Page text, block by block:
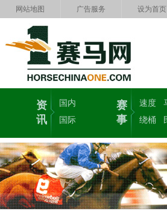
网站地图 广告服务 设为首页
资
讯
国内
国际
赛
事
速度
绕桶